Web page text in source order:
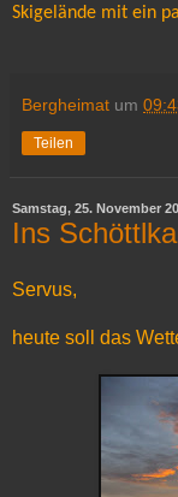
Skigelände mit ein
Bergheimat um
Teilen
Samstag, 25. November
Ins
Servus,
heute soll das